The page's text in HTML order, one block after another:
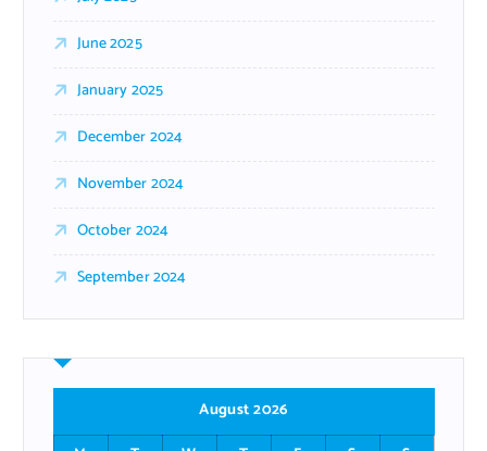
June 2025
January 2025
December 2024
November 2024
October 2024
September 2024
August 2026